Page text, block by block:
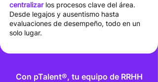
centralizarlos procesos clave del área.
Desde legajos y ausentismo hasta
evaluaciones de desempeño, todo en un
solo lugar.
Con pTalent®, tu equipo de RRHH